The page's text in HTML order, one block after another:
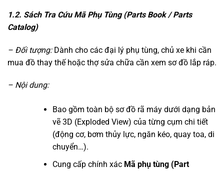
1.2. Sách Tra Cứu Mã Phụ Tùng (Parts Book / Parts
Catalog)
– Đối tượng:Dành cho các đại lý phụ tùng, chủ xe khi cần
mua đồ thay thế hoặc thợ sửa chữa cần xem sơ đồ lắp ráp.
– Nội dung:
Bao gồm toàn bộ sơ đồ rã máy dưới dạng bản
vẽ 3D (Exploded View) của từng cụm chi tiết
(động cơ, bơm thủy lực, ngăn kéo, quay toa, di
chuyển…).
Cung cấp chính xác Mã phụ tùng (Part